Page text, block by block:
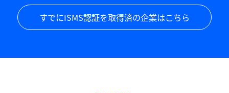
すでにISMS認証を取得済の企業はこちら